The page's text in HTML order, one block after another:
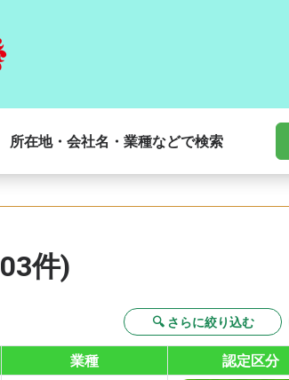
所在地・会社名・業種などで検索
件)
🔍 さらに絞り込む
業種 認定区分